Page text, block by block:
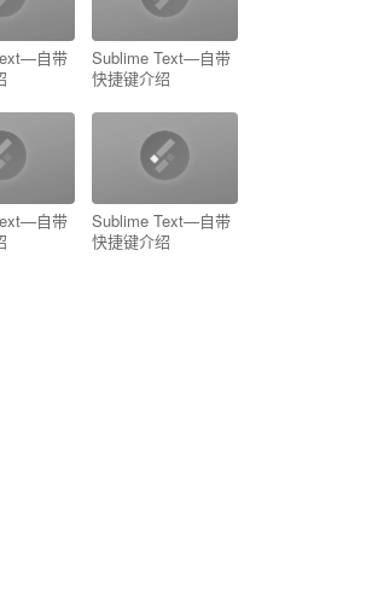
自带
Sublime Text—自带
快捷键介绍
自带
Sublime Text—自带
快捷键介绍